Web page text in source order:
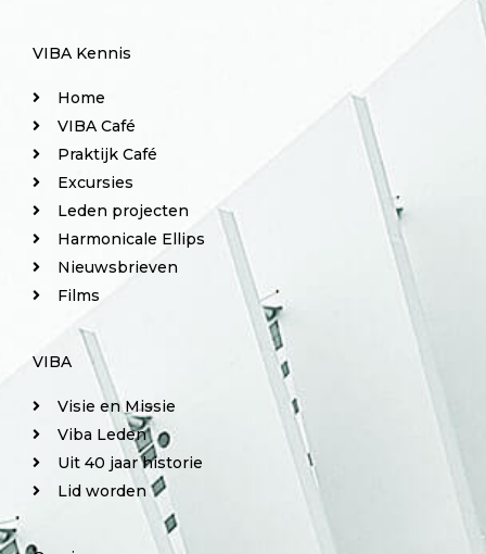
VIBA Kennis
Home
VIBA Café
Praktijk Café
Excursies
Leden projecten
Harmonicale Ellips
Nieuwsbrieven
Films
VIBA
Visie en Missie
Viba Leden
Uit 40 jaar historie
Lid worden